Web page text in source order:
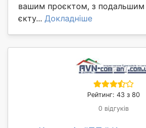
вашим проєктом, з подальшим
єкту... Докладніше
Рейтинг: 43 з 80
0 відгуків